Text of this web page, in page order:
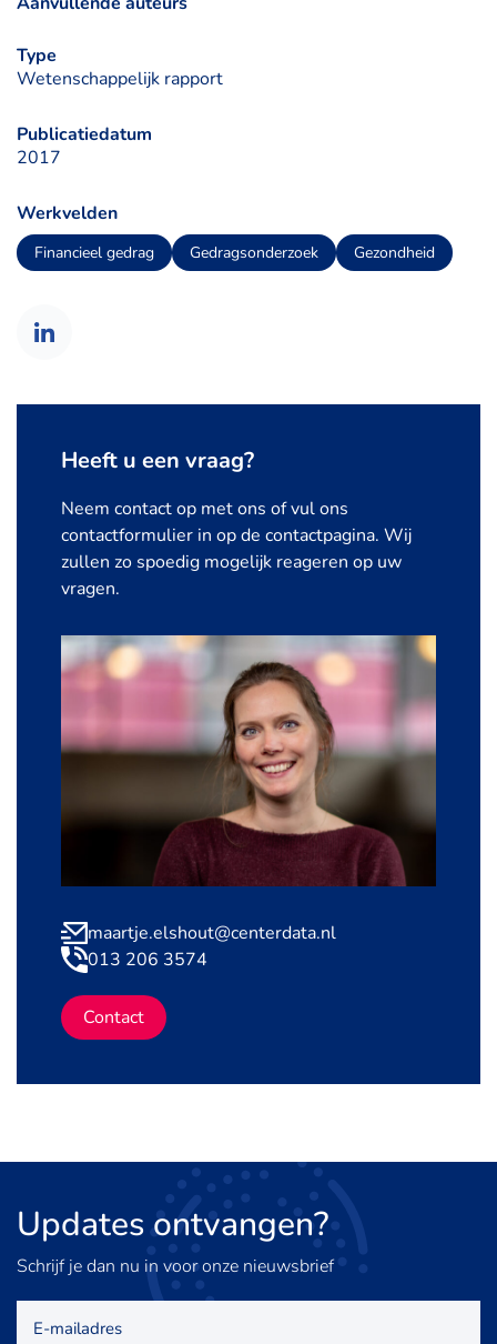
Type
Wetenschappelijk rapport
Publicatiedatum
2017
Werkvelden
Financieel gedrag Gedragsonderzoek Gezondheid
Heeft u een vraag?
Neem contact op met ons of vul ons
contactformulier in op de contactpagina. Wij
zullen zo spoedig mogelijk reageren op uw
vragen.
maartje.elshout@centerdata.nl
013 206 3574
Contact
Updates ontvangen?
Schrijf je dan nu in voor onze nieuwsbrief
mailadres